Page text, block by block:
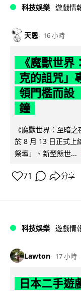
科技娛樂 遊戲情
天恩 16 小時
《魔獸世
克的詛咒」
領門檻而設
鐘
《魔獸世界：至暗
於 8 月 13 日正式上
祭壇」、新型態世...
71 分享
科技娛樂 遊戲情
Lawton 17 小時
日本二手遊